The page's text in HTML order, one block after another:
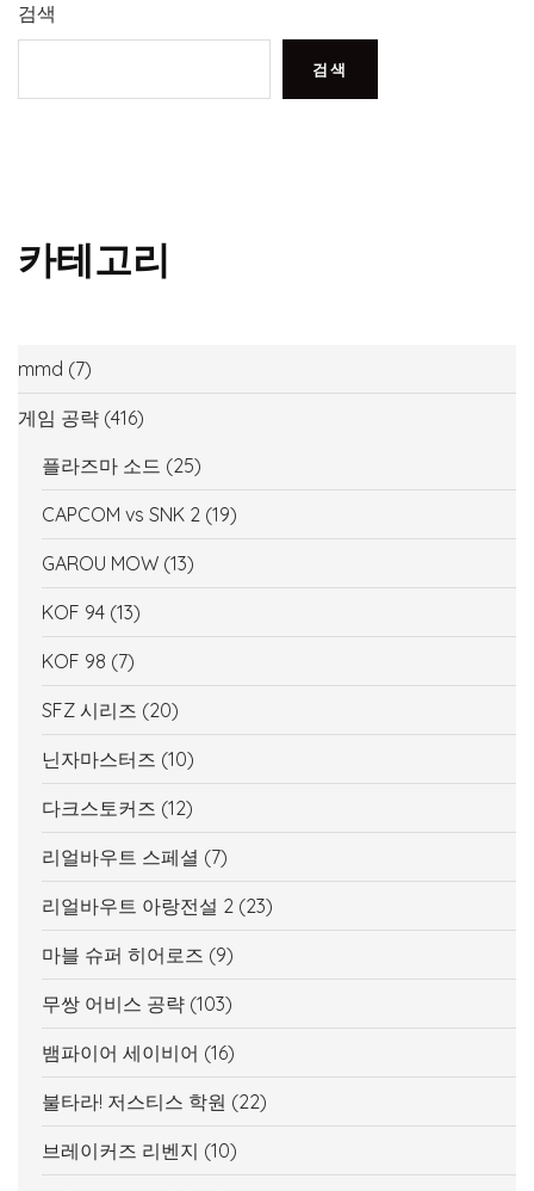
검색
검색
카테고리
mmd (7)
게임 공략 (416)
플라즈마 소드 (25)
CAPCOM vs SNK 2 (19)
GAROU MOW (13)
KOF 94 (13)
KOF 98 (7)
SFZ 시리즈 (20)
닌자마스터즈 (10)
다크스토커즈 (12)
리얼바우트 스페셜 (7)
리얼바우트 아랑전설 2 (23)
마블 슈퍼 히어로즈 (9)
무쌍 어비스 공략 (103)
뱀파이어 세이비어 (16)
불타라! 저스티스 학원 (22)
브레이커즈 리벤지 (10)